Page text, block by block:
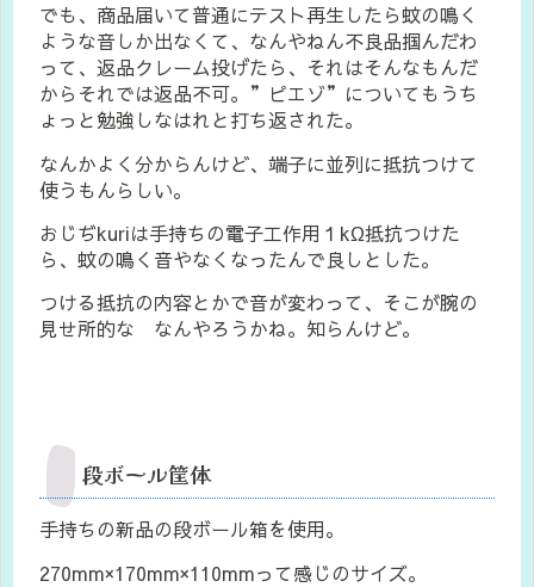
でも、商品届いて普通にテスト再生したら蚊の鳴く
ような音しか出なくて、なんやねん不良品掴んだわ
って、返品クレーム投げたら、それはそんなもんだ
からそれでは返品不可。”ピエゾ”についてもうち
ょっと勉強しなはれと打ち返された。
なんかよく分からんけど、端子に並列に抵抗つけて
使うもんらしい。
おじぢkuriは手持ちの電子工作用１kΩ抵抗つけた
ら、蚊の鳴く音やなくなったんで良しとした。
つける抵抗の内容とかで音が変わって、そこが腕の
見せ所的な なんやろうかね。知らんけど。
段ボール筐体
手持ちの新品の段ボール箱を使用。
270mm×170mm×110mmって感じのサイズ。